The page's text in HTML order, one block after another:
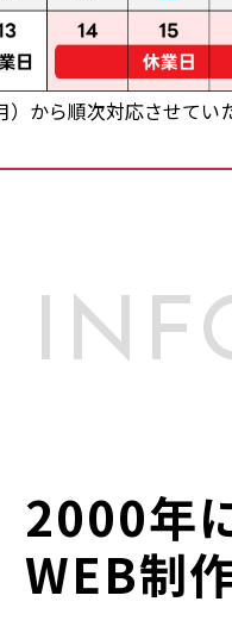
から順次対応させてい
2000年
WEB制